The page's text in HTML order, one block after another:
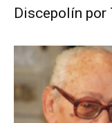
Discepolín por